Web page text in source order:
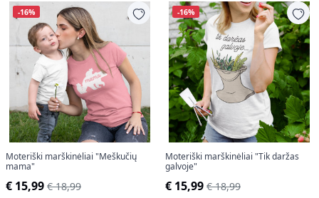
-16%
Moteriški marškinėliai "Meškučių
mama"
€ 15,99 € 18,99
-16%
Moteriški marškinėliai "Tik daržas
galvoje"
€ 15,99 € 18,99